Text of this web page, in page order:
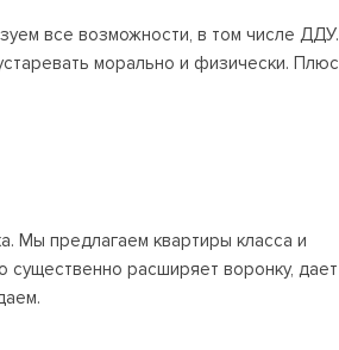
все возможности, в том числе ДДУ.
морально и физически. Плюс
Мы предлагаем квартиры класса и
существенно расширяет воронку, дает